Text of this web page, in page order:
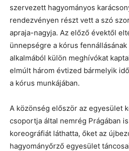
szervezett hagyományos
rendezvényen részt vett a szó
apraja-nagyja. Az előző évektől
ünnepségre a kórus
alkalmából külön meghívókat
elmúlt három évtized bármelyik
a kórus munkájában.
A közönség először az egyesület
csoportja által nemrég Prágában
koreográfiát láthatta, őket az
hagyományőrző egyesület